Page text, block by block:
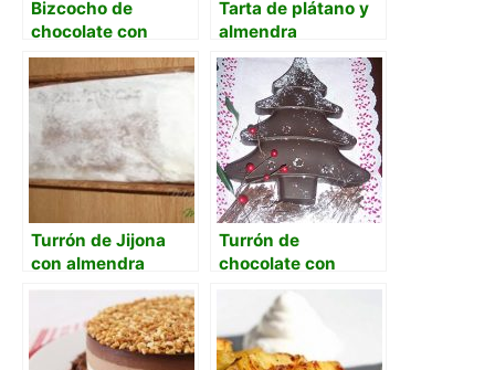
Bizcocho de
chocolate con
helado de yogur y
melocotón
Tarta de plátano y
almendra
Turrón de Jijona
con almendra
Turrón de
chocolate con
nevado”